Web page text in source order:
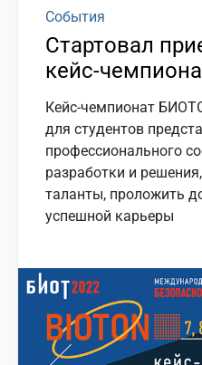
События
Стартовал
кейс-
Кейс-чемпионат
для студентов
профессионального
разработки и
таланты, проложить
успешной карьеры